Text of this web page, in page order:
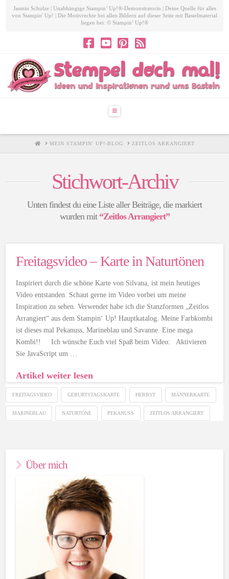
Jasmin Schulze | Unabhängige Stampin’ Up!®-Demonstratorin | Deine Quelle für alles
von Stampin' Up! | Die Motivrechte bei allen Bildern auf dieser Seite mit Bastelmaterial
liegen bei: © Stampin’ Up!®
Navigation
HOMEMEIN STAMPIN' UP!-BLOG ZEITLOS ARRANGIERT
Stichwort-Archiv
Unten findest du eine Liste aller Beiträge, die markiert
wurden mit “Zeitlos Arrangiert”
Freitagsvideo – Karte in Naturtönen
Inspiriert durch die schöne Karte von Silvana, ist mein heutiges
Video entstanden. Schaut gerne im Video vorbei um meine
Inspiration zu sehen. Verwendet habe ich die Stanzformen „Zeitlos
Arrangiert“ aus dem Stampin‘ Up! Hauptkatalog. Meine Farbkombi
ist dieses mal Pekanuss, Marineblau und Savanne. Eine mega
Kombi!! Ich wünsche Euch viel Spaß beim Video: Aktivieren
Sie JavaScript um …
Artikel weiter lesen
FREITAGSVIDEO GEBURTSTAGSKARTE HERBST MÄNNERKARTE
MARINEBLAU NATURTÖNE PEKANUSS ZEITLOS ARRANGIERT
Über mich